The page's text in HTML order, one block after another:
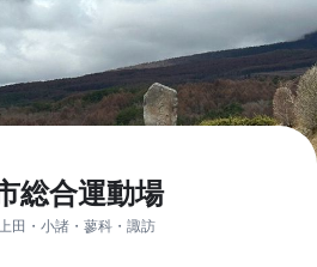
総合運動場
田・小諸・蓼科・諏訪